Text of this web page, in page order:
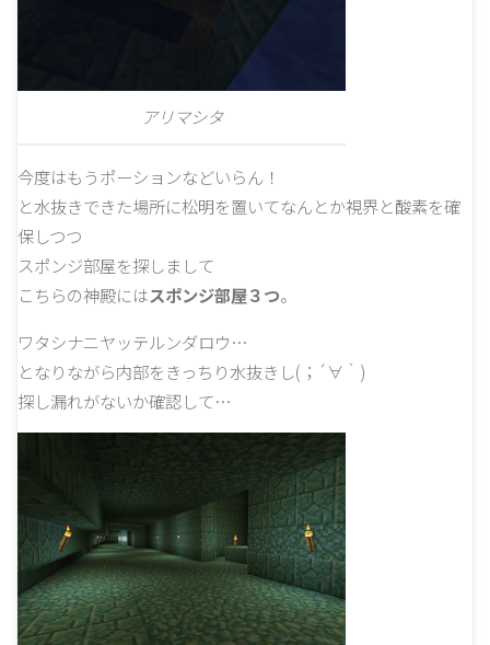
アリマシタ
今度はもうポーションなどいらん！
と水抜きできた場所に松明を置いてなんとか視界と酸素を確
保しつつ
スポンジ部屋を探しまして
こちらの神殿にはスポンジ部屋３つ。
ワタシナニヤッテルンダロウ…
となりながら内部をきっちり水抜きし(；´∀｀)
探し漏れがないか確認して…